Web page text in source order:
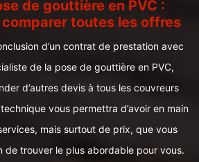
de gouttière en PVC :
toutes les offres
d’un contrat de prestation avec
de la pose de gouttière en PVC,
d’autres devis à tous les couvreurs
vous permettra d’avoir en main
mais surtout de prix, que vous
de trouver le plus abordable pour vous.